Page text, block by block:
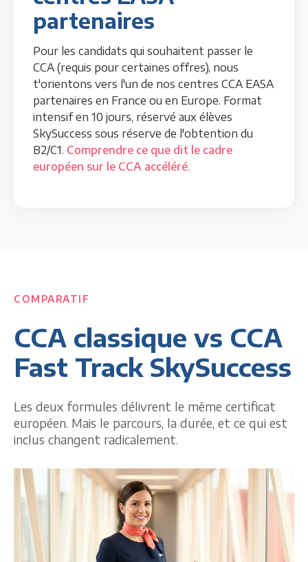
partenaires
Pour les candidats qui souhaitent passer le
CCA (requis pour certaines offres), nous
t'orientons vers l'un de nos centres CCA EASA
partenaires en France ou en Europe. Format
intensif en 10 jours, réservé aux élèves
SkySuccess sous réserve de l'obtention du
B2/C1. Comprendre ce que dit le cadre
européen sur le CCA accéléré.
COMPARATIF
CCA classique vs CCA
Fast Track SkySuccess
Les deux formules délivrent le même certificat
européen. Mais le parcours, la durée, et ce qui est
inclus changent radicalement.